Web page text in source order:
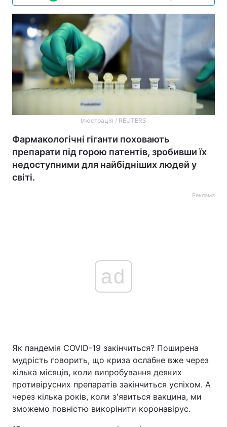
Ілюстрація / REUTERS
Фармакологічні гіганти поховають
препарати під горою патентів, зробивши їх
недоступними для найбідніших людей у
світі.
Реклама
ad
Як пандемія COVID-19 закінчиться? Поширена
мудрість говорить, що криза ослабне вже через
кілька місяців, коли випробування деяких
противірусних препаратів закінчиться успіхом. А
через кілька років, коли з'явиться вакцина, ми
зможемо повністю викорінити коронавірус.